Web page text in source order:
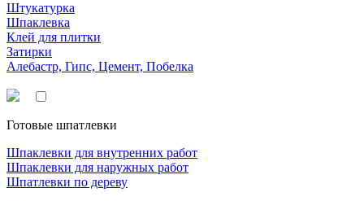
Штукатурка
Шпаклевка
Клей для плитки
Затирки
Алебастр, Гипс, Цемент, Побелка
Готовые шпатлевки
Шпаклевки для внутренних работ
Шпаклевки для наружных работ
Шпатлевки по дереву